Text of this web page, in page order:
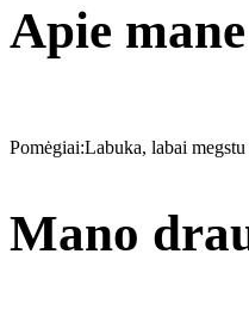
Apie mane
Pomėgiai:Labuka, labai
Mano